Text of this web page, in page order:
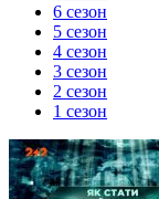
6 сезон
5 сезон
4 сезон
3 сезон
2 сезон
1 сезон